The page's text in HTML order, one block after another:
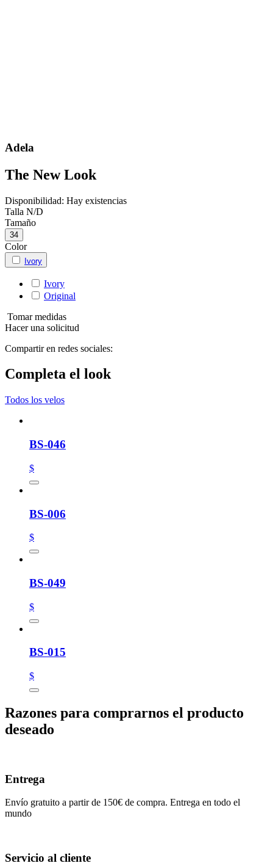
Adela
The New Look
Disponibilidad: Hay existencias
Talla N/D
Tamaño
34
Color
Ivory
Ivory
Original
Tomar medidas
Hacer una solicitud
Compartir en redes sociales:
Completa el look
Todos los velos
BS-046
$
BS-006
$
BS-049
$
BS-015
$
Razones para comprarnos el producto
deseado
Entrega
Envío gratuito a partir de 150€ de compra. Entrega en todo el
mundo
Servicio al cliente